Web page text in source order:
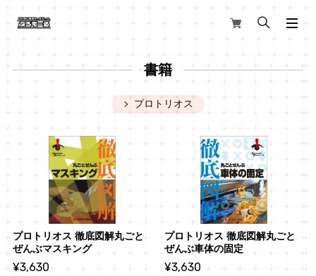
書籍
プロトリオス
プロトリオス 徹底図解丸ごと
ぜんぶマスキング
¥3,630
プロトリオス 徹底図解丸ごと
ぜんぶ車体の固定
¥3,630